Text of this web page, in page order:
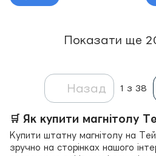
Показати ще
Назад 1 з 38
🛒 Як купити магнітолу
Купити штатну магнітолу на
зручно на сторінках нашого